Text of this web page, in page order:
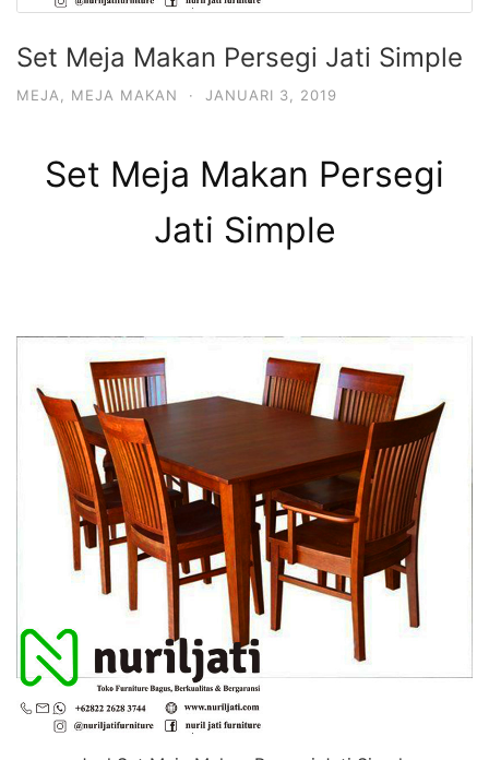
Set Meja Makan Persegi Jati Simple
MEJA, MEJA MAKAN · JANUARI 3, 2019
Set Meja Makan Persegi
Jati Simple